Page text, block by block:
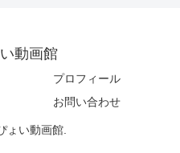
動画館
プロフィール
お問い合わせ
ょい動画館.